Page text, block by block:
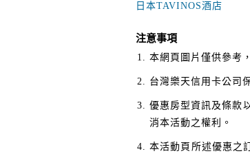
日本TAVINOS酒店
注意事項
本網頁圖片僅供參考
台灣樂天信用卡公司
優惠房型資訊及條款
消本活動之權利。
本活動頁所述優惠之